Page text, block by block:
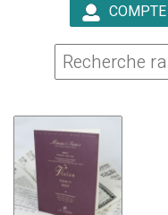
COMPTE